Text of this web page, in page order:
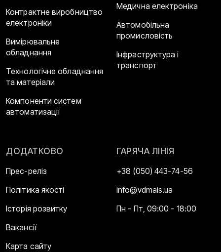
Контрактне виробництво
електроніки
Вимірювальне
обладнання
Технологічне обладнання
та матеріали
Компоненти систем
автоматизації
Медична електроніка
Автомобільна
промисловість
Інфраструктура і
транспорт
ДОДАТКОВО
Прес-реліз
Політика якості
Історія розвитку
Вакансії
Карта сайту
ГАРЯЧА ЛІНІЯ
+38 (050) 443-74-56
info@vdmais.ua
Пн - Пт, 09:00 - 18:00